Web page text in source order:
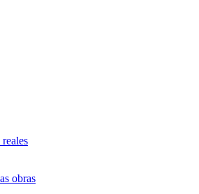
obras